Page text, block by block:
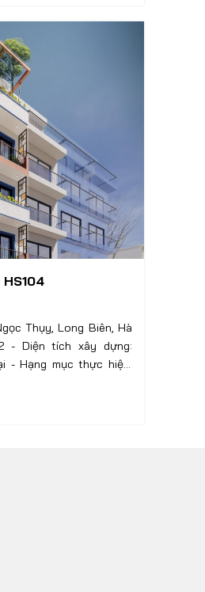
HS104
Thụy, Long Biên, Hà
- Diện tích xây dựng:
- Hạng mục thực hiện: